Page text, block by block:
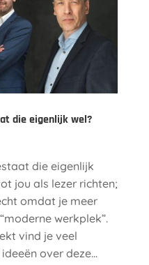
die eigenlijk wel?
die eigenlijk
jou als lezer richten;
omdat je meer
werkplek”.
vind je veel
over deze...